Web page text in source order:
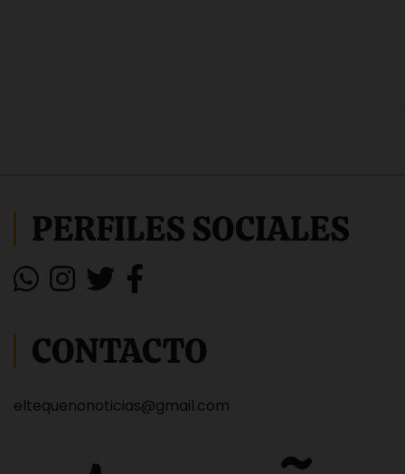
PERFILES SOCIALES
CONTACTO
eltequenonoticias@gmail.com